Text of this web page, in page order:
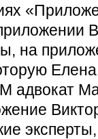
на
адвокат